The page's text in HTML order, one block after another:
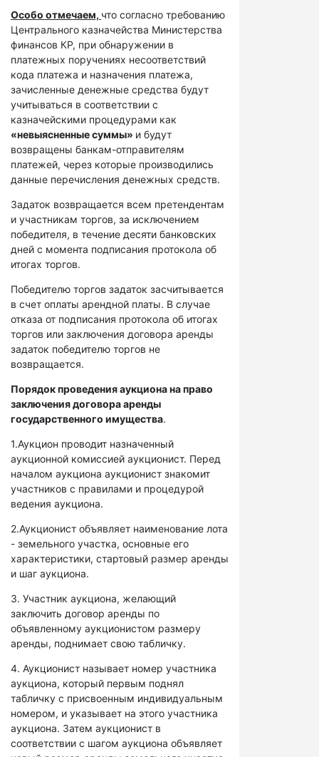
Особо отмечаем, что согласно требованию
Центрального казначейства Министерства
финансов КР, при обнаружении в
платежных поручениях несоответствий
кода платежа и назначения платежа,
зачисленные денежные средства будут
учитываться в соответствии с
казначейскими процедурами как
«невыясненные суммы» и будут
возвращены банкам-отправителям
платежей, через которые производились
данные перечисления денежных средств.
Задаток возвращается всем претендентам
и участникам торгов, за исключением
победителя, в течение десяти банковских
дней с момента подписания протокола об
итогах торгов.
Победителю торгов задаток засчитывается
в счет оплаты арендной платы. В случае
отказа от подписания протокола об итогах
торгов или заключения договора аренды
задаток победителю торгов не
возвращается.
Порядок проведения аукциона на право
заключения договора аренды
государственного имущества.
1.Аукцион проводит назначенный
аукционной комиссией аукционист. Перед
началом аукциона аукционист знакомит
участников с правилами и процедурой
ведения аукциона.
2.Аукционист объявляет наименование лота
- земельного участка, основные его
характеристики, стартовый размер аренды
и шаг аукциона.
3. Участник аукциона, желающий
заключить договор аренды по
объявленному аукционистом размеру
аренды, поднимает свою табличку.
4. Аукционист называет номер участника
аукциона, который первым поднял
табличку с присвоенным индивидуальным
номером, и указывает на этого участника
аукциона. Затем аукционист в
соответствии с шагом аукциона объявляет